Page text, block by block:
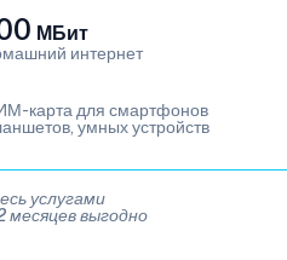
МБит
интернет
карта для смартфонов
умных устройств
услугами
месяцев выгодно